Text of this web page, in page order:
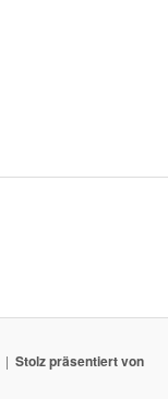
Stolz präsentiert von